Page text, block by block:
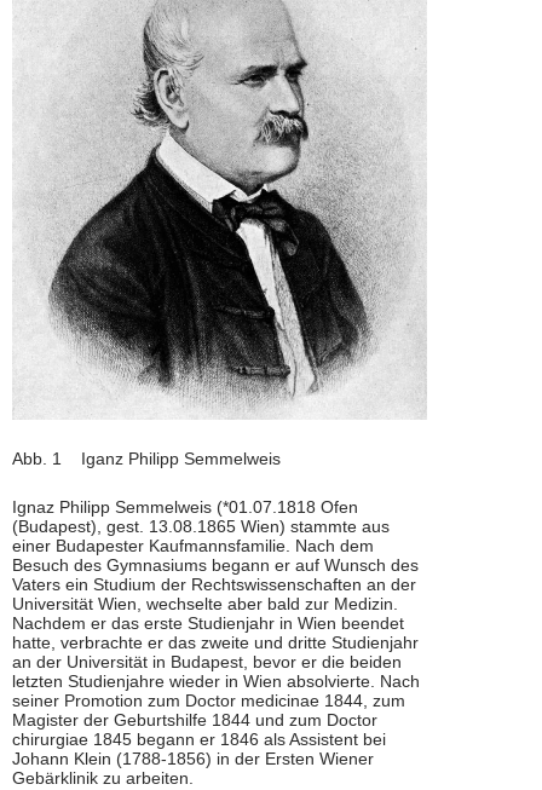
Abb. 1 Iganz Philipp Semmelweis
Ignaz Philipp Semmelweis (*01.07.1818 Ofen
(Budapest), gest. 13.08.1865 Wien) stammte aus
einer Budapester Kaufmannsfamilie. Nach dem
Besuch des Gymnasiums begann er auf Wunsch des
Vaters ein Studium der Rechtswissenschaften an der
Universität Wien, wechselte aber bald zur Medizin.
Nachdem er das erste Studienjahr in Wien beendet
hatte, verbrachte er das zweite und dritte Studienjahr
an der Universität in Budapest, bevor er die beiden
letzten Studienjahre wieder in Wien absolvierte. Nach
seiner Promotion zum Doctor medicinae 1844, zum
Magister der Geburtshilfe 1844 und zum Doctor
chirurgiae 1845 begann er 1846 als Assistent bei
Johann Klein (1788-1856) in der Ersten Wiener
Gebärklinik zu arbeiten.